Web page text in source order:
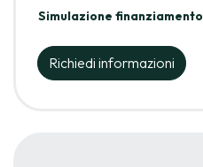
Simulazione finanziamento
Richiedi informazioni